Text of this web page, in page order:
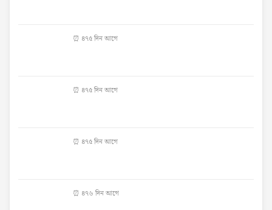
⏰ ৪৭৫ দিন আগে
⏰ ৪৭৫ দিন আগে
⏰ ৪৭৫ দিন আগে
⏰ ৪৭৬ দিন আগে